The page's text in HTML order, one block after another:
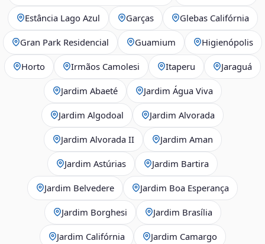
Estância Lago Azul Garças Glebas Califórnia
Gran Park Residencial Guamium Higienópolis
Horto Irmãos Camolesi Itaperu Jaraguá
Jardim Abaeté Jardim Água Viva
Jardim Algodoal Jardim Alvorada
Jardim Alvorada II Jardim Aman
Jardim Astúrias Jardim Bartira
Jardim Belvedere Jardim Boa Esperança
Jardim Borghesi Jardim Brasília
Jardim Califórnia Jardim Camargo